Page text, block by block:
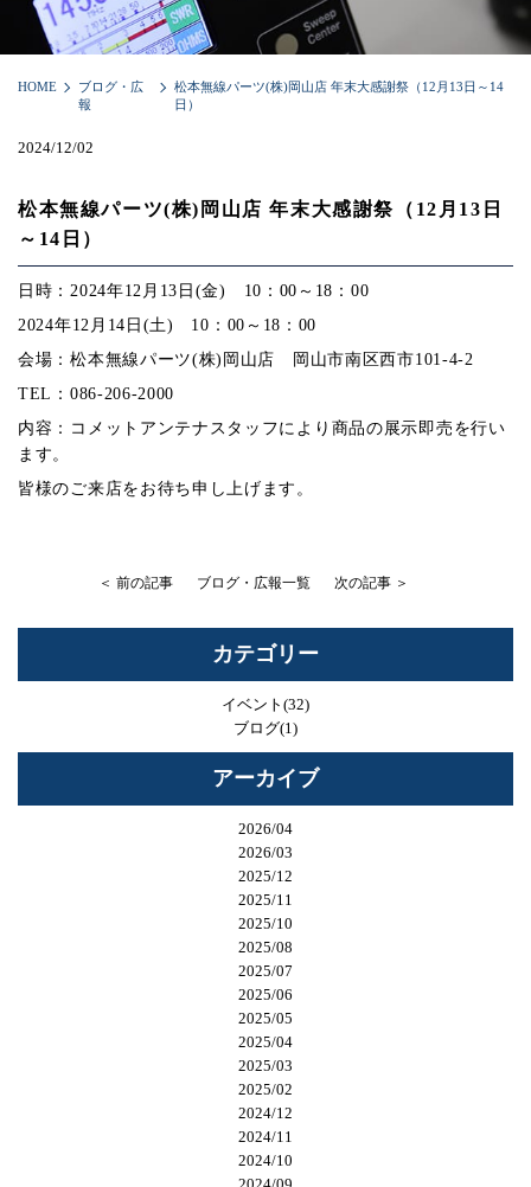
HOME
ブログ・広
報
松本無線パーツ(株)岡山店 年末大感謝祭（12月13日～14
日）
2024/12/02
松本無線パーツ(株)岡山店 年末大感謝祭（12月13日
～14日）
日時：2024年12月13日(金) 10：00～18：00
2024年12月14日(土) 10：00～18：00
会場：松本無線パーツ(株)岡山店 岡山市南区西市101‐4‐2
TEL：086‐206‐2000
内容：コメットアンテナスタッフにより商品の展示即売を行い
ます。
皆様のご来店をお待ち申し上げます。
＜ 前の記事 ブログ・広報一覧 次の記事 ＞
カテゴリー
イベント(32)
ブログ(1)
アーカイブ
2026/04
2026/03
2025/12
2025/11
2025/10
2025/08
2025/07
2025/06
2025/05
2025/04
2025/03
2025/02
2024/12
2024/11
2024/10